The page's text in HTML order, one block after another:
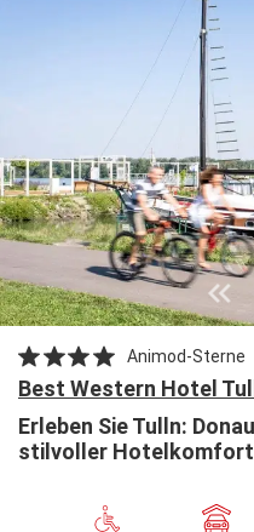
Animod-Sterne
Best Western Hotel
Erleben Sie Tulln:
stilvoller Hotelkomfort